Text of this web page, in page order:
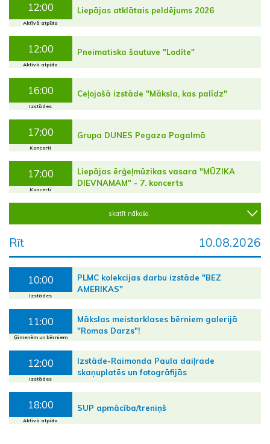
12:00
Aktīvā atpūta
Liepājas atklātais peldējums 2026
12:00
Aktīvā atpūta
Pneimatiska šautuve "Lodīte"
16:00
Izstādes
Ceļojošā izstāde "Māksla, kas palīdz"
17:00
Koncerti
Grupa DUNES Pegaza Pagalmā
17:00
Koncerti
Liepājas ērģeļmūzikas vasara "MŪZIKA
DIEVNAMAM" - 7. koncerts
skatīt nākošo
Rīt 10.08.2026
10:00
Izstādes
PLMC kolekcijas darbu izstāde "BEZ
AMERIKAS"
11:00
Ģimenēm un bērniem
Mākslas meistarklases bērniem galerijā
"Romas Darzs"!
12:00
Izstādes
Izstāde-Raimonda Paula daiļrade
skaņuplatēs un fotogrāfijās
18:00
Aktīvā atpūta
SUP apmācība/treniņš